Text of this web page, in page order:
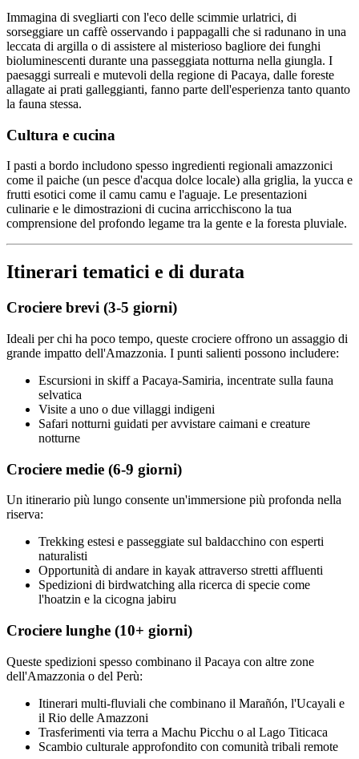
Immagina di svegliarti con l'eco delle scimmie urlatrici, di
sorseggiare un caffè osservando i pappagalli che si radunano in una
leccata di argilla o di assistere al misterioso bagliore dei funghi
bioluminescenti durante una passeggiata notturna nella giungla. I
paesaggi surreali e mutevoli della regione di Pacaya, dalle foreste
allagate ai prati galleggianti, fanno parte dell'esperienza tanto quanto
la fauna stessa.
Cultura e cucina
I pasti a bordo includono spesso ingredienti regionali amazzonici
come il paiche (un pesce d'acqua dolce locale) alla griglia, la yucca e
frutti esotici come il camu camu e l'aguaje. Le presentazioni
culinarie e le dimostrazioni di cucina arricchiscono la tua
comprensione del profondo legame tra la gente e la foresta pluviale.
Itinerari tematici e di durata
Crociere brevi (3-5 giorni)
Ideali per chi ha poco tempo, queste crociere offrono un assaggio di
grande impatto dell'Amazzonia. I punti salienti possono includere:
Escursioni in skiff a Pacaya-Samiria, incentrate sulla fauna
selvatica
Visite a uno o due villaggi indigeni
Safari notturni guidati per avvistare caimani e creature
notturne
Crociere medie (6-9 giorni)
Un itinerario più lungo consente un'immersione più profonda nella
riserva:
Trekking estesi e passeggiate sul baldacchino con esperti
naturalisti
Opportunità di andare in kayak attraverso stretti affluenti
Spedizioni di birdwatching alla ricerca di specie come
l'hoatzin e la cicogna jabiru
Crociere lunghe (10+ giorni)
Queste spedizioni spesso combinano il Pacaya con altre zone
dell'Amazzonia o del Perù:
Itinerari multi-fluviali che combinano il Marañón, l'Ucayali e
il Rio delle Amazzoni
Trasferimenti via terra a Machu Picchu o al Lago Titicaca
Scambio culturale approfondito con comunità tribali remote